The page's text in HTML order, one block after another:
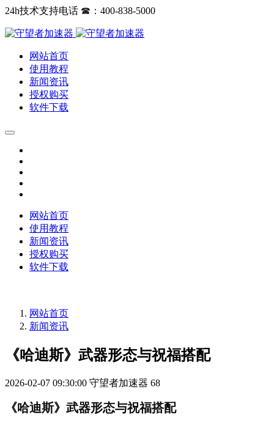
24h技术支持电话 ☎：400-838-5000
网站首页
使用教程
新闻资讯
授权购买
软件下载
网站首页
使用教程
新闻资讯
授权购买
软件下载
网站首页
新闻资讯
《哈迪斯》武器形态与祝福搭配
2026-02-07 09:30:00 守望者加速器 68
《哈迪斯》武器形态与祝福搭配